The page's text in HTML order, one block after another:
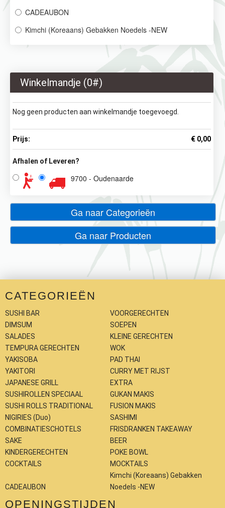
CADEAUBON
Kimchi (Koreaans) Gebakken Noedels -NEW
Winkelmandje (0#)
Nog geen producten aan winkelmandje toegevoegd.
Prijs: € 0,00
Afhalen of Leveren?
9700 - Oudenaarde
Ga naar Categorieën
Ga naar Producten
CATEGORIEËN
SUSHI BAR
VOORGERECHTEN
DIMSUM
SOEPEN
SALADES
KLEINE GERECHTEN
TEMPURA GERECHTEN
WOK
YAKISOBA
PAD THAI
YAKITORI
CURRY MET RIJST
JAPANESE GRILL
EXTRA
SUSHIROLLEN SPECIAAL
GUKAN MAKIS
SUSHI ROLLS TRADITIONAL
FUSION MAKIS
NIGIRIES (Duo)
SASHIMI
COMBINATIESCHOTELS
FRISDRANKEN TAKEAWAY
SAKE
BEER
KINDERGERECHTEN
POKE BOWL
COCKTAILS
MOCKTAILS
CADEAUBON
Kimchi (Koreaans) Gebakken
Noedels -NEW
OPENINGSTIJDEN